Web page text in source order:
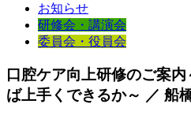
お知らせ
研修会・講演会
委員会・役員会
口腔ケア向上研修のご案
ば上手くできるか～ ／ 船